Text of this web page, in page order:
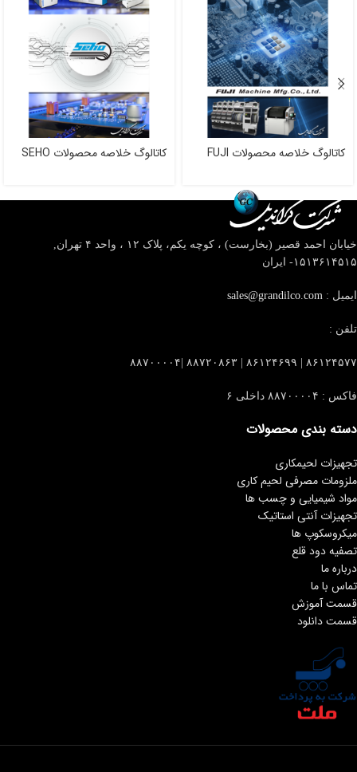
کاتالوگ خلاصه محصولات FUJI کاتالوگ خلاصه محصولات SEHO
خیابان احمد قصیر (بخارست) ، کوچه یکم، پلاک ۱۲ ، واحد ۴
تهران,
۱۵۱۳۶۱۴۵۱۵- ایران
ایمیل : sales@grandilco.com
تلفن :
۸۶۱۲۴۵۷۷ | ۸۶۱۲۴۶۹۹ | ۸۸۷۲۰۸۶۳ |۸۸۷۰۰۰۰۴
فاکس : ۸۸۷۰۰۰۰۴ داخلی ۶
دسته بندی محصولات
تجهیزات لحیمکاری
ملزومات مصرفی لحیم کاری
مواد شیمیایی و چسب ها
تجهیزات آنتی استاتیک
میکروسکوپ ها
تصفیه دود قلع
درباره ما
تماس با ما
قسمت آموزش
قسمت دانلود